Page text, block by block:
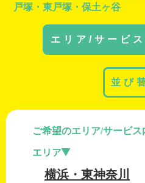
戸塚・東戸塚・保土ヶ谷
エリア/サービ
ご希望のエリア/サービス
エリア
横浜・東神奈川
並び